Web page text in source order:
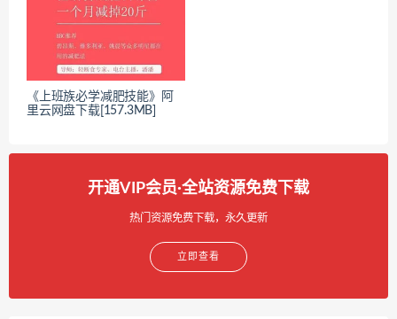
《上班族必学减肥技能》阿
里云网盘下载[157.3MB]
开通VIP会员·全站资源免费下载
热门资源免费下载，永久更新
立即查看